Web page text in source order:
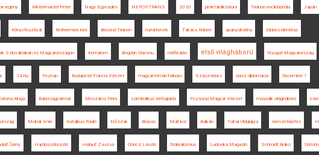
regény Wintermantel Péter Nagy Egyesülés NEPOSTRANS 2020 proletárdiktatúra Trianon enciklopédia Japán
Könyvfesztivál Rothermere lord Beyond Trianon határtervek Takács Róbert spanyolnátha többes identitás
Szlovákiában és Magyarországon Komárom Bogdan Diaconu ratifikálás első világháború Nyugat-Magyarország
24.hu Poznan Budapesti Francia Intézet magyar-román háború Szászsebes olasz diplomácia December 1
Kinga Balassagyarmat Mészáros Flóra szimbolikus térfoglalás Pozsonyi Magyar Intézet második világháború
Molnár Imre Katolikus Rádió Erőszak Brassó Múlt-kor Balkán Tolnai Világlapja nemzetépítés
Černý Hajdúszoboszló Heilauf Zsuzsa Göncz László föderalizmus Ludovika Magazin Schmidt Anikó